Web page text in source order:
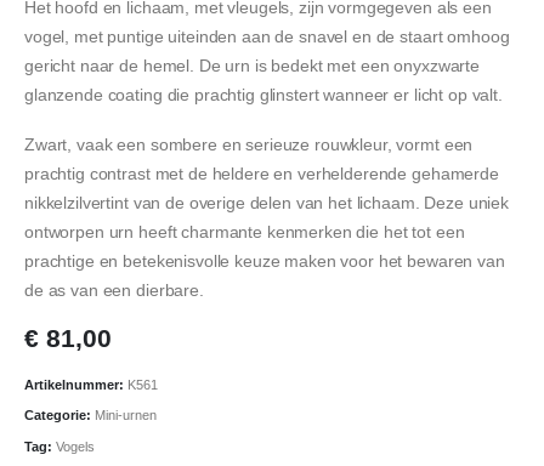
Het hoofd en lichaam, met vleugels, zijn vormgegeven als een
vogel, met puntige uiteinden aan de snavel en de staart omhoog
gericht naar de hemel. De urn is bedekt met een onyxzwarte
glanzende coating die prachtig glinstert wanneer er licht op valt.
Zwart, vaak een sombere en serieuze rouwkleur, vormt een
prachtig contrast met de heldere en verhelderende gehamerde
nikkelzilvertint van de overige delen van het lichaam. Deze uniek
ontworpen urn heeft charmante kenmerken die het tot een
prachtige en betekenisvolle keuze maken voor het bewaren van
de as van een dierbare.
€ 81,00
Artikelnummer: K561
Categorie: Mini-urnen
Tag: Vogels